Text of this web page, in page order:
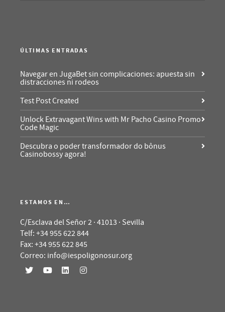
ÚLTIMAS ENTRADAS
Navegar en JugaBet sin complicaciones: apuesta sin
distracciones ni rodeos
Test Post Created
Unlock Extravagant Wins with Mr Pacho Casino Promo
Code Magic
Descubra o poder transformador do bônus
Casinobossy agora!
ESTAMOS EN…
C/Esclava del Señor 2 · 41013 · Sevilla
Telf: +34 955 622 844
Fax: +34 955 622 845
Correo: info@iespoligonosur.org